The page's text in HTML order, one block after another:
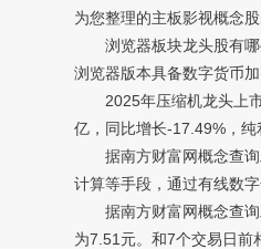
为您整理的主板影视概念
浏览器板块龙头股有哪
浏览器版本具备数字货币
2025年压缩机龙头上市
亿，同比增长-17.49%，
据南方财富网概念查询
计算等手段，通过有线数
据南方财富网概念查询
为7.51元。和7个交易日前